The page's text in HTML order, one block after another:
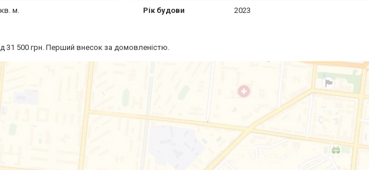
м. Рік будови 2023
31 500 грн. Перший внесок за домовленістю.